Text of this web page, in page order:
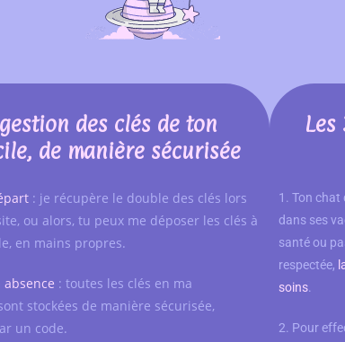
des clés de ton
de manière sécurisée
: je récupère le double des clés lors
ou alors, tu peux me déposer les clés à
en mains propres.
: toutes les clés en ma
stockées de manière sécurisée,
un code.
1. Ton chat
dans ses
santé ou
respectée,
soins.
2. Pour